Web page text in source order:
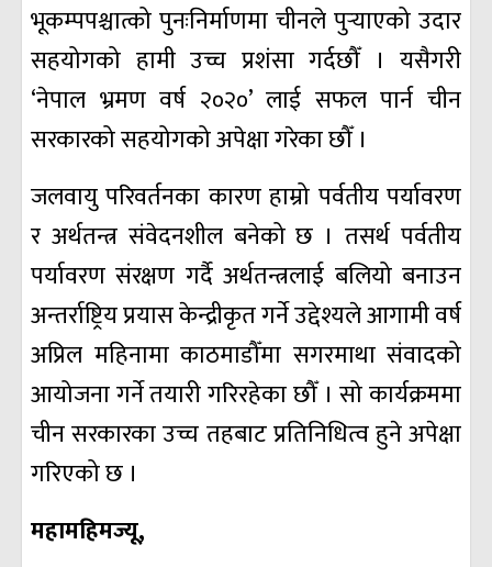
भूकम्पपश्चात्को पुनःनिर्माणमा चीनले पुर्‍याएको उदार
सहयोगको हामी उच्च प्रशंसा गर्दछौँ । यसैगरी
‘नेपाल भ्रमण वर्ष २०२०’ लाई सफल पार्न चीन
सरकारको सहयोगको अपेक्षा गरेका छौँ ।
जलवायु परिवर्तनका कारण हाम्रो पर्वतीय पर्यावरण
र अर्थतन्त्र संवेदनशील बनेको छ । तसर्थ पर्वतीय
पर्यावरण संरक्षण गर्दै अर्थतन्त्रलाई बलियो बनाउन
अन्तर्राष्ट्रिय प्रयास केन्द्रीकृत गर्ने उद्देश्यले आगामी वर्ष
अप्रिल महिनामा काठमाडौँमा सगरमाथा संवादको
आयोजना गर्ने तयारी गरिरहेका छौँ । सो कार्यक्रममा
चीन सरकारका उच्च तहबाट प्रतिनिधित्व हुने अपेक्षा
गरिएको छ ।
महामहिमज्यू,